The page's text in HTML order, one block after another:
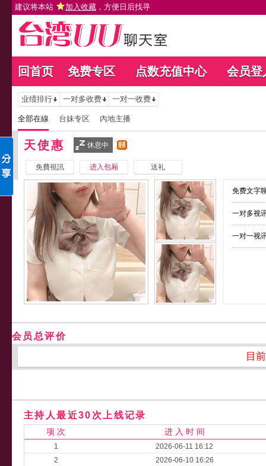
建议将本站 加入收藏 ，方便日后找寻
回首页 免费专区 点数充值中心 会员登
业绩排行 一对多收费 一对一收费
全部在線 台妹专区 內地主播
天使惠 休息中
免費視訊 进入包厢 送礼
免费文字
一对多视
一对一视
会员总评价
目
主持人最近30次上线记录
项 次 进 入 时 间
1
2026-06-11 16:12
2
2026-06-10 16:26